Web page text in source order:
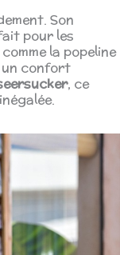
Son
pour les
comme la popeline
un confort
, ce